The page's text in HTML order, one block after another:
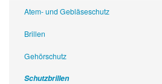
Atem- und Gebläseschutz
Brillen
Gehörschutz
Schutzbrillen